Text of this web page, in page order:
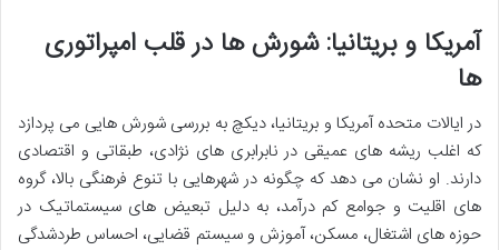
آمریکا و بریتانیا: شورش ها در قلب امپراتوری
ها
در ایالات متحده آمریکا و بریتانیا، دیکچ به بررسی شورش هایی می پردازد
که اغلب ریشه های عمیقی در نابرابری های نژادی، طبقاتی و اقتصادی
دارند. او نشان می دهد که چگونه در شهرهایی با تنوع فرهنگی بالا، گروه
های اقلیت و جوامع کم درآمد، به دلیل تبعیض های سیستماتیک در
حوزه های اشتغال، مسکن، آموزش و سیستم قضایی، احساس طردشدگی